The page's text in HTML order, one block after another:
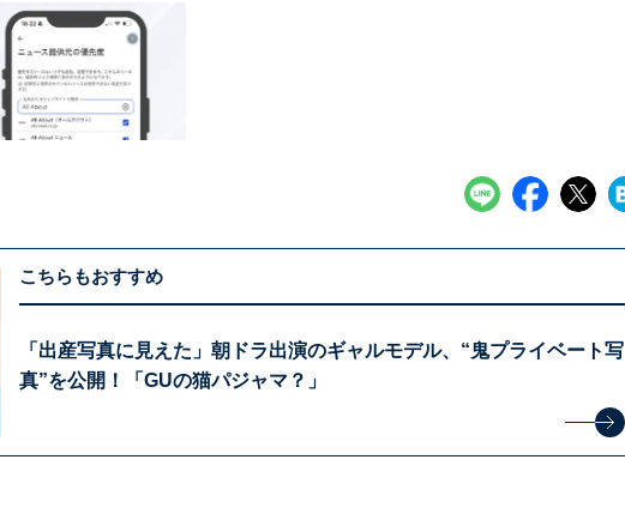
こちらもおすすめ
「出産写真に見えた」朝ドラ出演のギャルモデル、“鬼プライベート写
真”を公開！「GUの猫パジャマ？」